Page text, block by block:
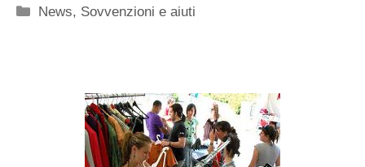
Categorie
News, Sovvenzioni e aiuti